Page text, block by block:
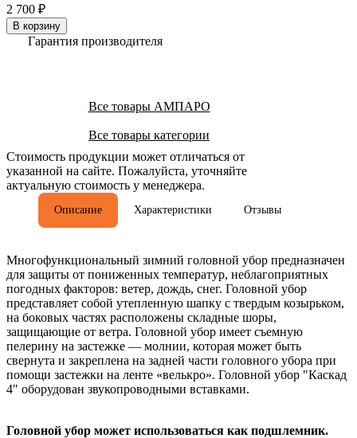
2 700 ₽
В корзину
Гарантия производителя
Все товары АМПАРО
Все товары категории
Стоимость продукции может отличаться от
указанной на сайте. Пожалуйста, уточняйте
актуальную стоимость у менеджера.
Описание Характеристики Отзывы
Многофункциональный зимний головной убор предназначен
для защиты от пониженных температур, неблагоприятных
погодных факторов: ветер, дождь, снег. Головной убор
представляет собой утепленную шапку с твердым козырьком,
на боковых частях расположены складные шоры,
защищающие от ветра. Головной убор имеет съемную
пелерину на застежке — молнии, которая может быть
свернута и закреплена на задней части головного убора при
помощи застежки на ленте «велькро». Головной убор "Каскад
4" оборудован звукопроводными вставками.
Головной убор может использоваться как подшлемник.